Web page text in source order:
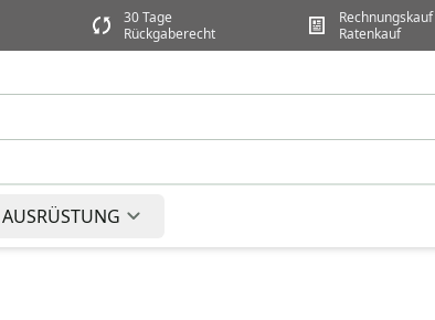
30 Tage
Rückgaberecht
Rechnungskauf
Ratenkauf
AUSRÜSTUNG